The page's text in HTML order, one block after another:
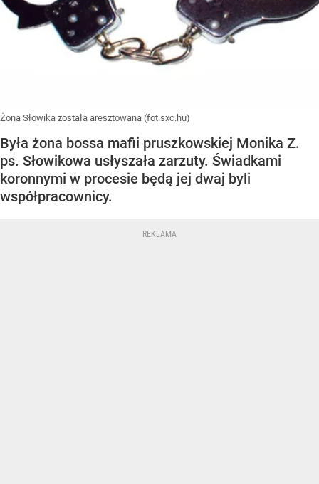
Żona Słowika została aresztowana (fot.sxc.hu)
Była żona bossa mafii pruszkowskiej Monika Z.
ps. Słowikowa usłyszała zarzuty. Świadkami
koronnymi w procesie będą jej dwaj byli
współpracownicy.